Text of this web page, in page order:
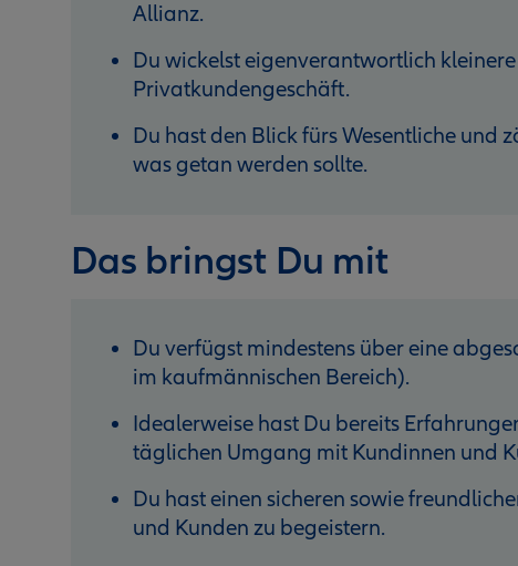
Allianz.
Du wickelst eigenverantwortlich
Privatkundengeschäft.
Du hast den Blick fürs Wesentliche und
was getan werden sollte.
Das bringst Du mit
Du verfügst mindestens über eine
im kaufmännischen Bereich).
Idealerweise hast Du bereits
täglichen Umgang mit Kundinnen und
Du hast einen sicheren sowie
und Kunden zu begeistern.